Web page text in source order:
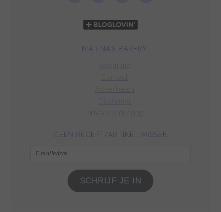
MARINA’S BAKERY
GEEN RECEPT/ARTIKEL MISSEN
SCHRIJF JE IN